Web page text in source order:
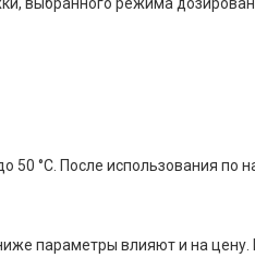
°C. После использования по
параметры влияют и на